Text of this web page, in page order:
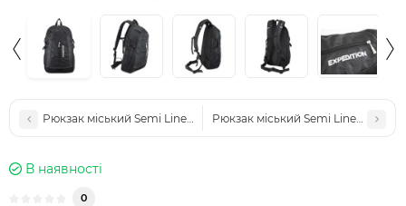
Рюкзак міський Semi Line 25 Black (A3037-1)Рюкзак міський Semi Line 24 Black
В наявності
0